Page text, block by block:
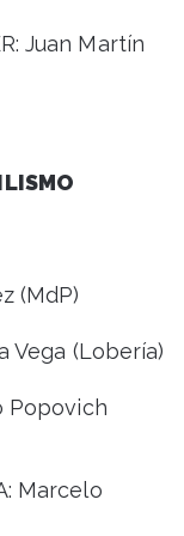
Juan Martín
(MdP)
Vega (Lobería)
Popovich
Marcelo